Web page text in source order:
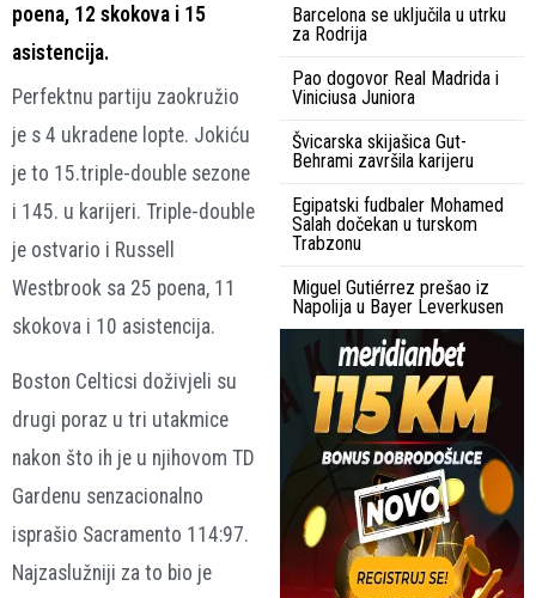
poena, 12 skokova i 15
asistencija.
Perfektnu partiju zaokružio
je s 4 ukradene lopte. Jokiću
je to 15.triple-double sezone
i 145. u karijeri. Triple-double
je ostvario i Russell
Westbrook sa 25 poena, 11
skokova i 10 asistencija.
Boston Celticsi doživjeli su
drugi poraz u tri utakmice
nakon što ih je u njihovom TD
Gardenu senzacionalno
isprašio Sacramento 114:97.
Najzaslužniji za to bio je
Barcelona se uključila u utrku
za Rodrija
Pao dogovor Real Madrida i
Viniciusa Juniora
Švicarska skijašica Gut-
Behrami završila karijeru
Egipatski fudbaler Mohamed
Salah dočekan u turskom
Trabzonu
Miguel Gutiérrez prešao iz
Napolija u Bayer Leverkusen